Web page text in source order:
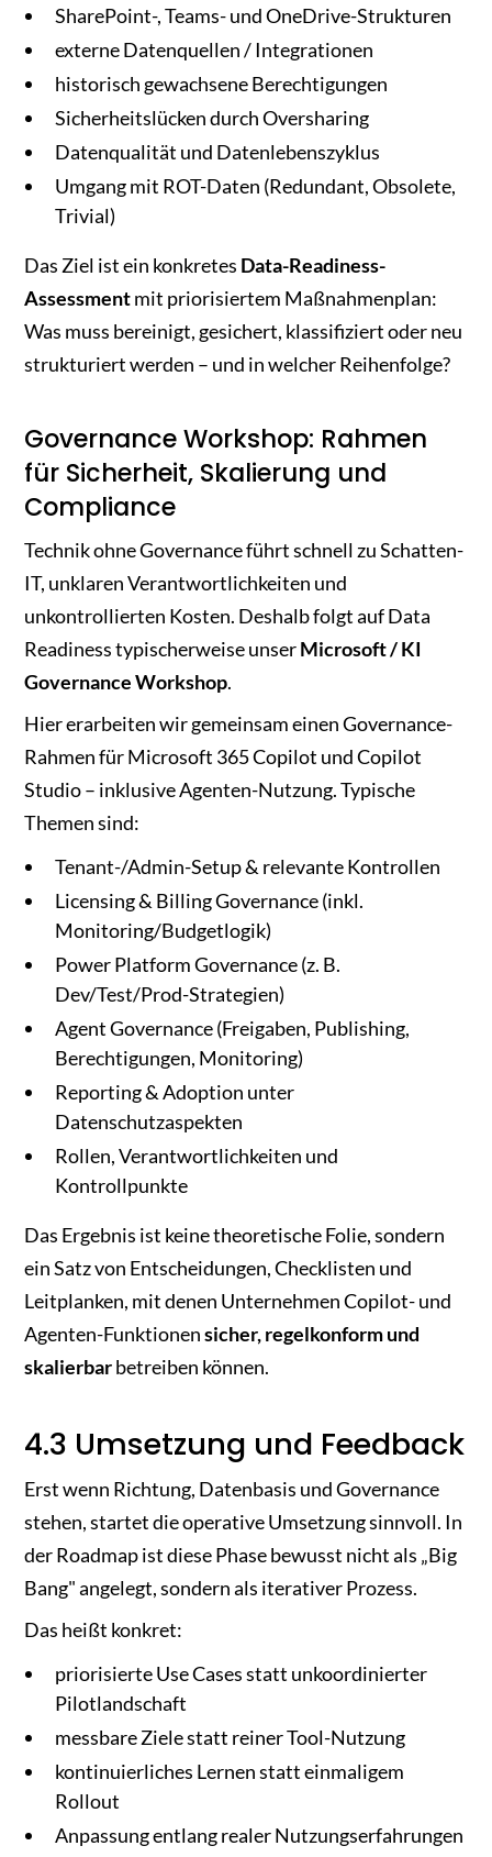
SharePoint-, Teams- und OneDrive-Strukturen
externe Datenquellen / Integrationen
historisch gewachsene Berechtigungen
Sicherheitslücken durch Oversharing
Datenqualität und Datenlebenszyklus
Umgang mit ROT-Daten (Redundant, Obsolete,
Trivial)
Das Ziel ist ein konkretes Data-Readiness-
Assessmentmit priorisiertem Maßnahmenplan:
Was muss bereinigt, gesichert, klassifiziert oder neu
strukturiert werden – und in welcher Reihenfolge?
Governance Workshop: Rahmen
für Sicherheit, Skalierung und
Compliance
Technik ohne Governance führt schnell zu Schatten-
IT, unklaren Verantwortlichkeiten und
unkontrollierten Kosten. Deshalb folgt auf Data
Readiness typischerweise unserMicrosoft / KI
Governance Workshop.
Hier erarbeiten wir gemeinsam einen Governance-
Rahmen für Microsoft 365 Copilot und Copilot
Studio – inklusive Agenten-Nutzung. Typische
Themen sind:
Tenant-/Admin-Setup & relevante Kontrollen
Licensing & Billing Governance (inkl.
Monitoring/Budgetlogik)
Power Platform Governance (z. B.
Dev/Test/Prod-Strategien)
Agent Governance (Freigaben, Publishing,
Berechtigungen, Monitoring)
Reporting & Adoption unter
Datenschutzaspekten
Rollen, Verantwortlichkeiten und
Kontrollpunkte
Das Ergebnis ist keine theoretische Folie, sondern
ein Satz von Entscheidungen, Checklisten und
Leitplanken, mit denen Unternehmen Copilot- und
Agenten-Funktionensicher, regelkonform und
skalierbarbetreiben können.
4.3 Umsetzung und Feedback
Erst wenn Richtung, Datenbasis und Governance
stehen, startet die operative Umsetzung sinnvoll. In
der Roadmap ist diese Phase bewusst nicht als „Big
Bang" angelegt, sondern als iterativer Prozess.
Das heißt konkret:
priorisierte Use Cases statt unkoordinierter
Pilotlandschaft
messbare Ziele statt reiner Tool-Nutzung
kontinuierliches Lernen statt einmaligem
Rollout
Anpassung entlang realer Nutzungserfahrungen